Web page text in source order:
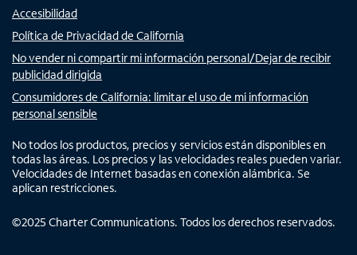
Accesibilidad
Política de Privacidad de California
No vender ni compartir mi información personal/Dejar de recibir
publicidad dirigida
Consumidores de California: limitar el uso de mi información
personal sensible
No todos los productos, precios y servicios están disponibles en
todas las áreas. Los precios y las velocidades reales pueden variar.
Velocidades de Internet basadas en conexión alámbrica. Se
aplican restricciones.
©2025 Charter Communications. Todos los derechos reservados.